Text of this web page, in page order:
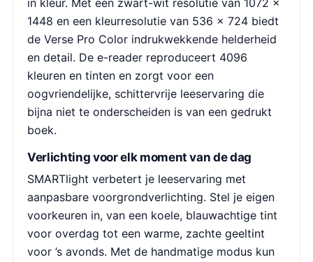
1448 en een kleurresolutie van 536 × 724 biedt
de Verse Pro Color indrukwekkende helderheid
en detail. De e-reader reproduceert 4096
kleuren en tinten en zorgt voor een
oogvriendelijke, schittervrije leeservaring die
bijna niet te onderscheiden is van een gedrukt
boek.
Verlichting voor elk moment van de dag
SMARTlight verbetert je leeservaring met
aanpasbare voorgrondverlichting. Stel je eigen
voorkeuren in, van een koele, blauwachtige tint
voor overdag tot een warme, zachte geeltint
voor ’s avonds. Met de handmatige modus kun